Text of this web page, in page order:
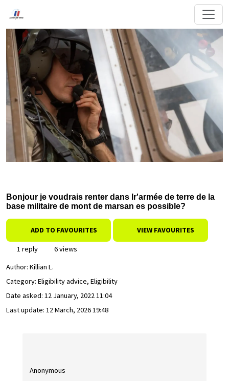
Bonjour je voudrais renter dans lr'armée de terre de la
base militaire de mont de marsan es possible?
ADD TO FAVOURITES VIEW FAVOURITES
1 reply
6 views
Author: Killian L.
Category: Eligibility advice, Eligibility
Date asked: 12 January, 2022 11:04
Last update: 12 March, 2026 19:48
Anonymous